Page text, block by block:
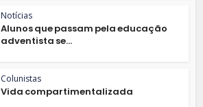
Notícias
Alunos que passam pela educação
adventista se...
Colunistas
Vida compartimentalizada